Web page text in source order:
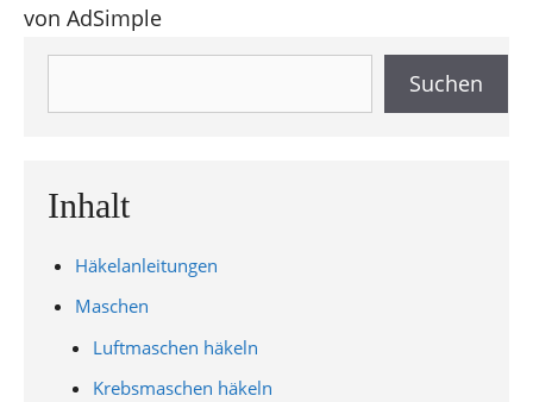
von AdSimple
Suchen
Inhalt
Häkelanleitungen
Maschen
Luftmaschen häkeln
Krebsmaschen häkeln